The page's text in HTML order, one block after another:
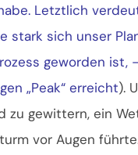
Letztlich
stark sich unser
geworden ist,
„Peak“ erreicht).
zu gewittern, ein
vor Augen